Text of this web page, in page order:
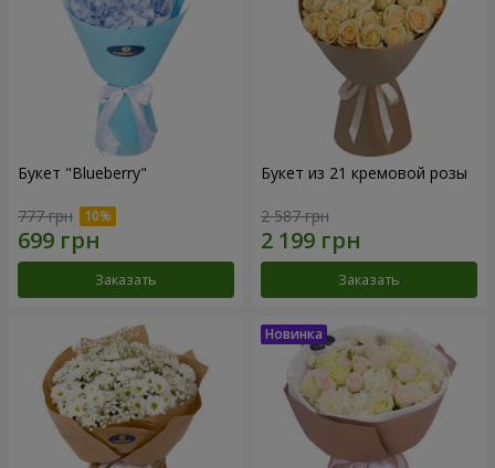
Букет "Blueberry"
777 грн
Заказать
Букет из 21 кремовой розы
2 587 грн
Заказать